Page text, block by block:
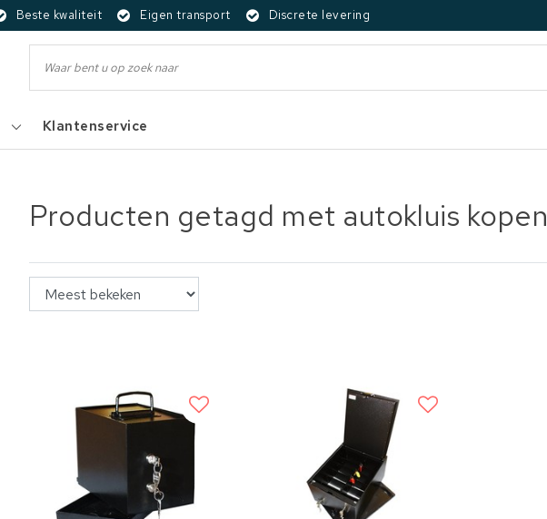
Beste kwaliteit Eigen transport Discrete levering
Klantenservice
Producten getagd met autokluis kopen